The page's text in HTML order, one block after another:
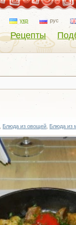
укр рус
Рецепты
Блюда из овощей Блюда из